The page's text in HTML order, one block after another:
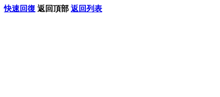
快速回復 返回頂部 返回列表